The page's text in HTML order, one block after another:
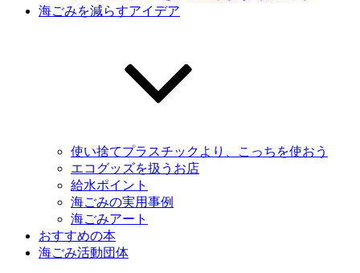
海ごみを減らすアイデア
使い捨てプラスチックより、こっちを使おう
エコグッズを扱うお店
給水ポイント
海ごみの実用事例
海ごみアート
おすすめの本
海ごみ活動団体